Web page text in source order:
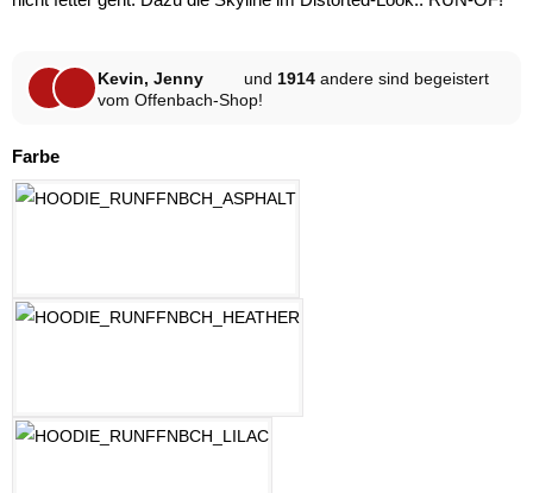
Kevin, Jenny und 1914 andere sind begeistert
vom Offenbach-Shop!
Farbeauswählen